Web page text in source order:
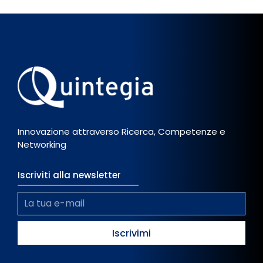
Innovazione attraverso Ricerca, Competenze e
Networking
Iscriviti alla newsletter